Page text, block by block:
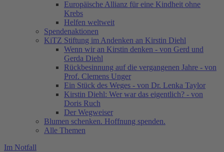
Europäische Allianz für eine Kindheit ohne
Krebs
Helfen weltweit
Spendenaktionen
KiTZ Stiftung im Andenken an Kirstin Diehl
Wenn wir an Kirstin denken - von Gerd und
Gerda Diehl
Rückbesinnung auf die vergangenen Jahre - von
Prof. Clemens Unger
Ein Stück des Weges - von Dr. Lenka Taylor
Kirstin Diehl: Wer war das eigentlich? - von
Doris Ruch
Der Wegweiser
Blumen schenken. Hoffnung spenden.
Alle Themen
Im Notfall